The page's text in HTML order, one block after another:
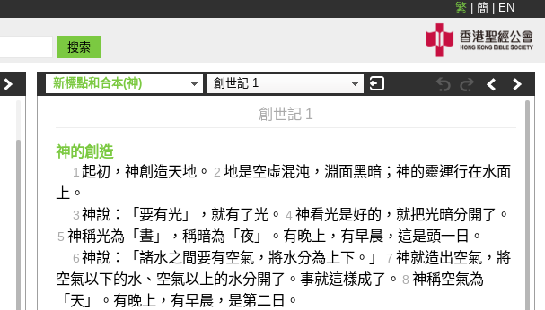
繁 簡 EN
新標點和合本(神) 創世記 1
創世記 1
神的創造
1 起初，神創造天地。 2 地是空虛混沌，淵面黑暗；神的靈運行在水面
上。
3 神說：「要有光」，就有了光。 4神看光是好的，就把光暗分開了。
5 神稱光為「晝」，稱暗為「夜」。有晚上，有早晨，這是頭一日。
6 神說：「諸水之間要有空氣，將水分為上下。」 7 神就造出空氣，將
空氣以下的水、空氣以上的水分開了。事就這樣成了。 8 神稱空氣為
「天」。有晚上，有早晨，是第二日。